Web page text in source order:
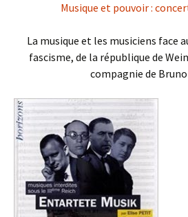
Musique et pouvoir :
La musique et les musiciens face
fascisme, de la république de
compagnie de Bruno